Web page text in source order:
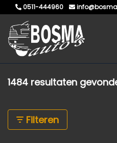
0511-444960
1484 resultaten
Filteren